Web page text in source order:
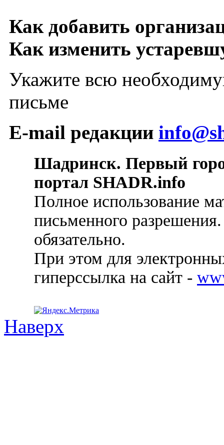
Как добавить
Как изменить
Укажите всю
письме
E-mail редакции
Шадринск. Первый
портал SHADR.info
Полное использование
письменного
обязательно.
При этом для
гиперссылка на сайт -
Наверх